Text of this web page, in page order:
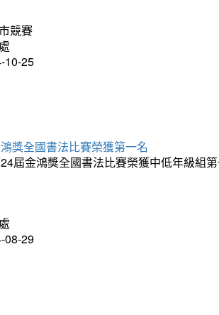
競賽
10-25
獎全國書法比賽榮獲第一名
屆金鴻獎全國書法比賽榮獲中低年級組
08-29